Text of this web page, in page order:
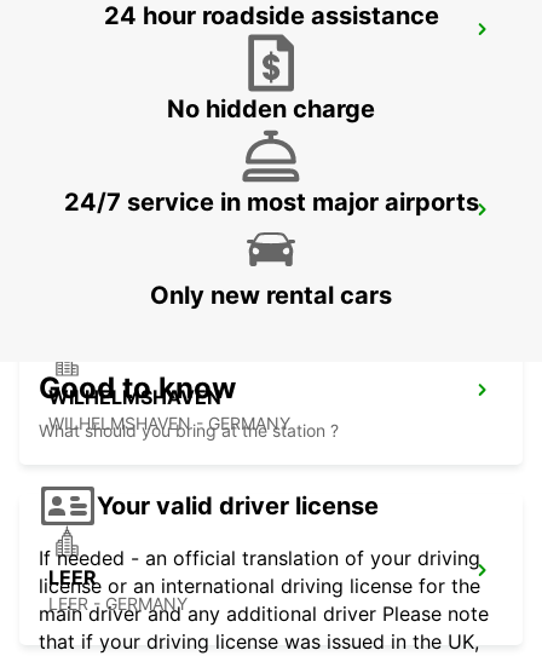
OLDENBURG OLDENBURG RAILWAY DEL
OLEDNBURG OLDENBURG - GERMANY
OLDENBURG/OLDENBURG
OLDENBURG / OLDENBURG - GERMANY
WILHELMSHAVEN
WILHELMSHAVEN - GERMANY
LEER
LEER - GERMANY
24 hour roadside assistance
No hidden charge
24/7 service in most major airports
Only new rental cars
Good to know
What should you bring at the station ?
Your valid driver license
If needed - an official translation of your driving
license or an international driving license for the
main driver and any additional driver Please note
that if your driving license was issued in the UK,